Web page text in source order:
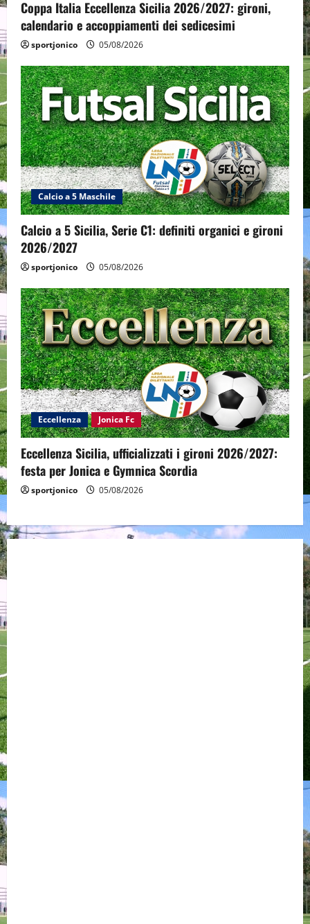
Coppa Italia Eccellenza Sicilia 2026/2027: gironi,
calendario e accoppiamenti dei sedicesimi
sportjonico 05/08/2026
Calcio a 5 Maschile
Calcio a 5 Sicilia, Serie C1: definiti organici e gironi
2026/2027
sportjonico 05/08/2026
Eccellenza Jonica Fc
Eccellenza Sicilia, ufficializzati i gironi 2026/2027:
festa per Jonica e Gymnica Scordia
sportjonico 05/08/2026